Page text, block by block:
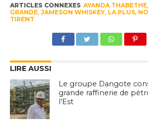
ARTICLES CONNEXES AYANDA THABETHE,
GRANDE, JAMESON WHISKEY, LA PLUS,
TIRENT
LIRE AUSSI
Le groupe Dangote
grande raffinerie de
l’Est